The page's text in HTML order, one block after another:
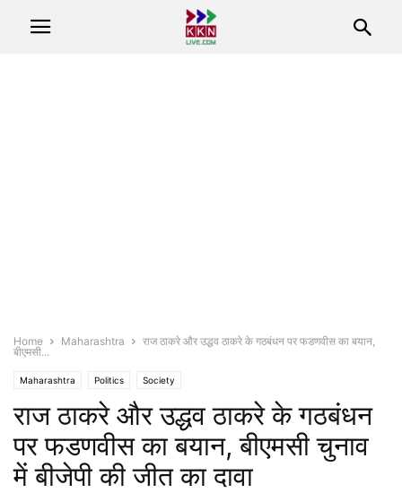
Home Maharashtra
राज ठाकरे और उद्धव ठाकरे के गठबंधन पर फडणवीस का बयान,
बीएमसी...
Maharashtra Politics Society
राज ठाकरे और उद्धव ठाकरे के गठबंधन
पर फडणवीस का बयान, बीएमसी चुनाव
में बीजेपी की जीत का दावा